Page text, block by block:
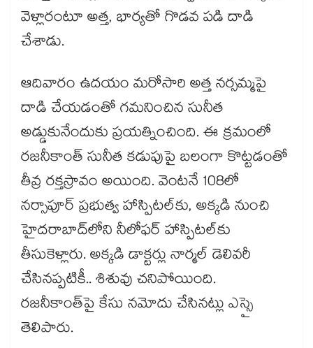
వెళ్లారంటూ అత్త, భార్యతో గొడవ పడి దాడి
చేశాడు.
ఆదివారం ఉదయం మరోసారి అత్త నర్సమ్మపై
దాడి చేయడంతో గమనించిన సునీత
అడ్డుకునేందుకు ప్రయత్నించింది. ఈ క్రమంలో
రజనీకాంత్‌‌‌‌ సునీత కడుపుపై బలంగా కొట్టడంతో
తీవ్ర రక్తస్రావం అయింది. వెంటనే 108లో
నర్సాపూర్‌‌‌‌ ప్రభుత్వ హాస్పిటల్‌‌‌‌కు, అక్కడి నుంచి
హైదరాబాద్‌‌‌‌లోని నీలోఫర్ హాస్పిటల్‌‌‌‌కు
తీసుకెళ్లారు. అక్కడి డాక్టర్లు నార్మల్‌‌‌‌ డెలివరీ
చేసినప్పటికీ.. శిశువు చనిపోయింది.
రజనీకాంత్‌‌‌‌పై కేసు నమోదు చేసినట్లు ఎస్సై
తెలిపారు.